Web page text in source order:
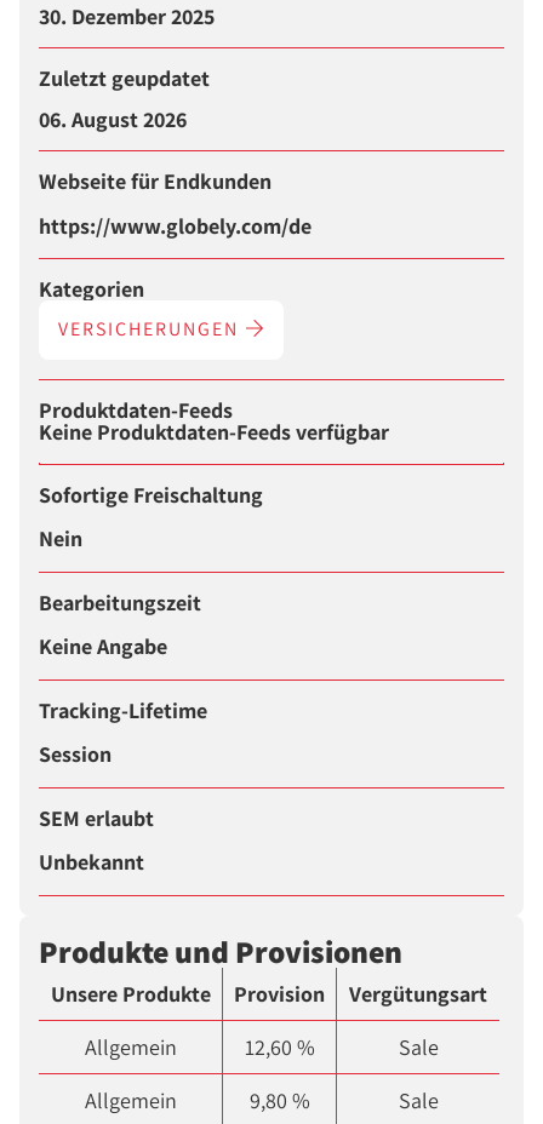
30. Dezember 2025
Zuletzt geupdatet
06. August 2026
Webseite für Endkunden
https://www.globely.com/de
Kategorien
VERSICHERUNGEN
Produktdaten-Feeds
Keine Produktdaten-Feeds verfügbar
Sofortige Freischaltung
Nein
Bearbeitungszeit
Keine Angabe
Tracking-Lifetime
Session
SEM erlaubt
Unbekannt
Produkte und Provisionen
Unsere Produkte Provision
Vergütungsart
Allgemein
12,60 %
Sale
Allgemein
9,80 % Sale